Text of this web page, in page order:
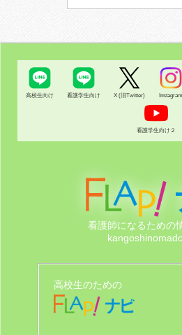
高校生向け 看護学生向け X (旧Twitter) Instagram
看護学生向け２
看護師になるための
高校生のための